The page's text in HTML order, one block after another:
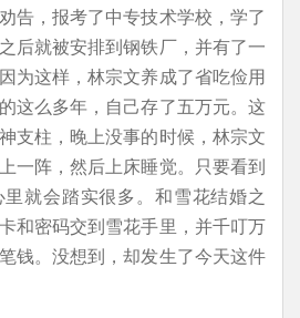
告，报考了中专技术学校，学了
后就被安排到钢铁厂，并有了一
为这样，林宗文养成了省吃俭用
这么多年，自己存了五万元。这
支柱，晚上没事的时候，林宗文
一阵，然后上床睡觉。只要看到
就会踏实很多。和雪花结婚之
和密码交到雪花手里，并千叮万
钱。没想到，却发生了今天这件